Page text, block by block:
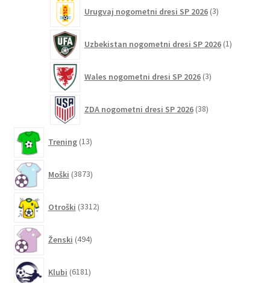
Urugvaj nogometni dresi SP 2026 3izdelki
Uzbekistan nogometni dresi SP 2026 1izdelek
Wales nogometni dresi SP 2026 3izdelki
ZDA nogometni dresi SP 2026 38izdelkov
Trening 13izdelkov
Moški 3873izdelkov
Otroški 3312izdelkov
Ženski 494izdelkov
Klubi 6181izdelkov